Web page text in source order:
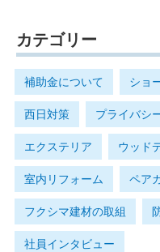
カテゴリー
補助金について ショ
西日対策 プライバシ
エクステリア ウッド
室内リフォーム ペア
フクシマ建材の取組
社員インタビュー